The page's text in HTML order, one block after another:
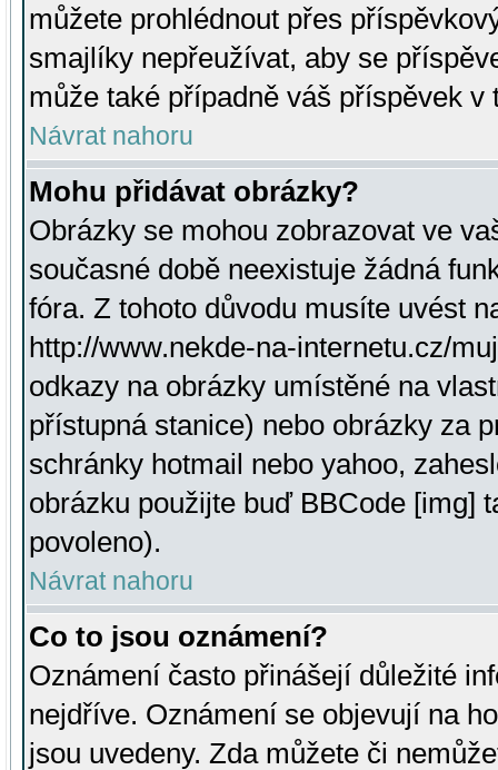
můžete prohlédnout přes
smajlíky nepřeužívat, aby se
může také případně váš příspěvek v
Návrat nahoru
Mohu přidávat obrázky?
Obrázky se mohou zobrazovat ve
současné době neexistuje žádná
fóra. Z tohoto důvodu musíte uvést
http://www.nekde-na-internetu.cz/
odkazy na obrázky umístěné na
přístupná stanice) nebo obrázky za
schránky hotmail nebo yahoo,
obrázku použijte buď BBCode [img]
povoleno).
Návrat nahoru
Co to jsou oznámení?
Oznámení často přinášejí důležité
nejdříve. Oznámení se objevují na
jsou uvedeny. Zda můžete či